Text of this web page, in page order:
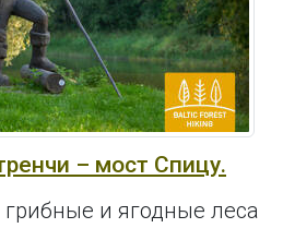
– мост Спицу.
и ягодные леса